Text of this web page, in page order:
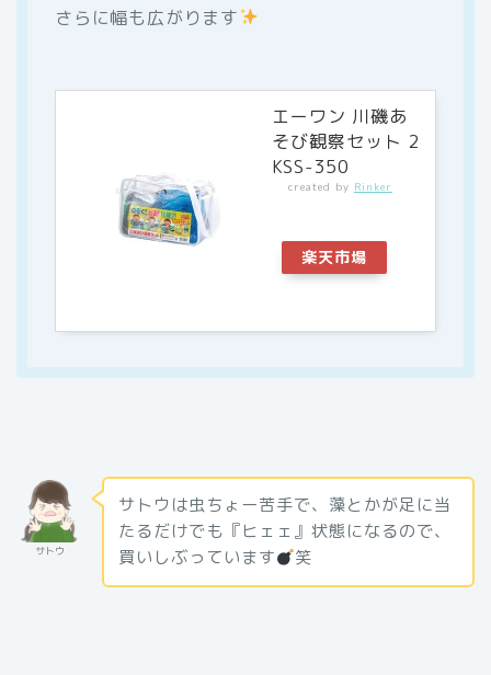
さらに幅も広がります
エーワン 川磯あ
そび観察セット 2
KSS-350
created by Rinker
楽天市場
サトウ
サトウは虫ちょー苦手で、藻とかが足に当
たるだけでも『ヒェェ』状態になるので、
買いしぶっています
笑